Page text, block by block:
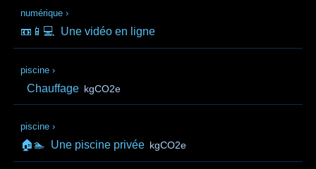
numérique ›
📼📱💻 Une vidéo en ligne
piscine ›
Chauffage kgCO2e
piscine ›
🏠🏊 Une piscine privée kgCO2e